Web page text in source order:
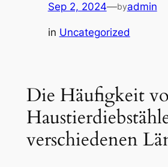
Sep 2, 2024—byadmin
in Uncategorized
Die Häufigkeit
verschiedenen